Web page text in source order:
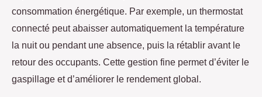
consommation énergétique. Par exemple, un thermostat
connecté peut abaisser automatiquement la température
la nuit ou pendant une absence, puis la rétablir avant le
retour des occupants. Cette gestion fine permet d’éviter le
gaspillage et d’améliorer le rendement global.